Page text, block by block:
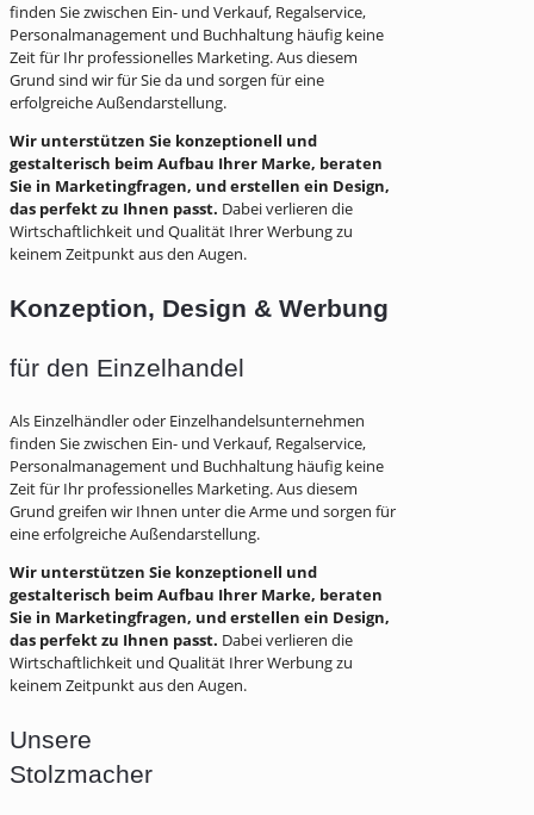
finden Sie zwischen Ein- und Verkauf, Regalservice,
Personalmanagement und Buchhaltung häufig keine
Zeit für Ihr professionelles Marketing. Aus diesem
Grund sind wir für Sie da und sorgen für eine
erfolgreiche Außendarstellung.
Wir unterstützen Sie konzeptionell und
gestalterisch beim Aufbau Ihrer Marke, beraten
Sie in Marketingfragen, und erstellen ein Design,
das perfekt zu Ihnen passt. Dabei verlieren die
Wirtschaftlichkeit und Qualität Ihrer Werbung zu
keinem Zeitpunkt aus den Augen.
Konzeption, Design & Werbung
für den Einzelhandel
Als Einzelhändler oder Einzelhandelsunternehmen
finden Sie zwischen Ein- und Verkauf, Regalservice,
Personalmanagement und Buchhaltung häufig keine
Zeit für Ihr professionelles Marketing. Aus diesem
Grund greifen wir Ihnen unter die Arme und sorgen für
eine erfolgreiche Außendarstellung.
Wir unterstützen Sie konzeptionell und
gestalterisch beim Aufbau Ihrer Marke, beraten
Sie in Marketingfragen, und erstellen ein Design,
das perfekt zu Ihnen passt. Dabei verlieren die
Wirtschaftlichkeit und Qualität Ihrer Werbung zu
keinem Zeitpunkt aus den Augen.
Unsere
Stolzmacher